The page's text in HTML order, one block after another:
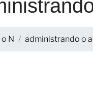
N administrando o